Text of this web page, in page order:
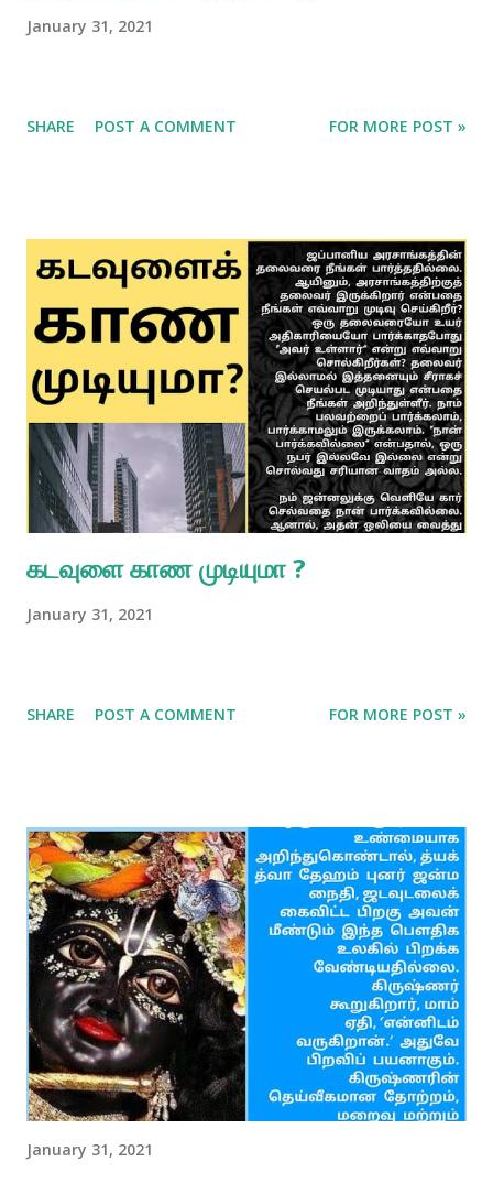
January 31, 2021
SHARE POST A COMMENT FOR MORE POST »
கடவுளை காண முடியுமா ?
January 31, 2021
SHARE POST A COMMENT FOR MORE POST »
January 31, 2021